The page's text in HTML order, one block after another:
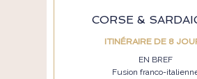
CORSE &
ITINÉRAIRE DE 8
EN BREF
Fusion franco-